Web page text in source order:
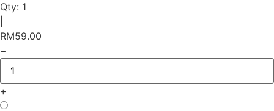
Qty: 1
RM59.00
−
+